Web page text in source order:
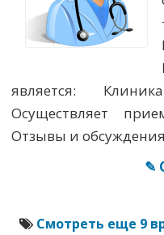
является:
Осуществляет
Отзывы и
✎
Смотреть еще 9